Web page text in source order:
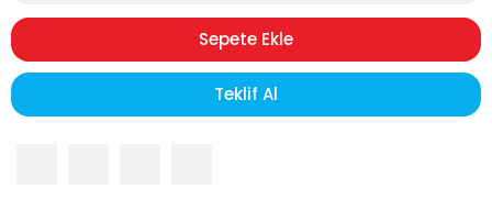
Sepete Ekle
Teklif Al